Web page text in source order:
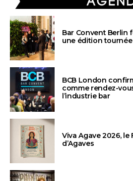
Bar Convent Berlin
une édition tournée
BCB London
comme rendez-
l’industrie bar
Viva Agave 2026,
d’Agaves